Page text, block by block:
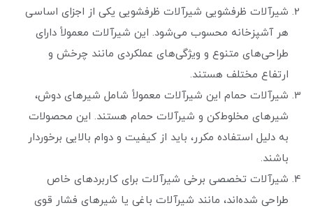
شیرآلات ظرفشویی شیرآلات ظرفشویی یکی از اجزای اساسی
هر آشپزخانه محسوب می‌شود. این شیرآلات معمولاً دارای
طراحی‌های متنوع و ویژگی‌های عملکردی مانند چرخش و
ارتفاع مختلف هستند.
شیرآلات حمام این شیرآلات معمولاً شامل شیرهای دوش،
شیرهای مخلوط‌کن و شیرآلات حمام هستند. این محصولات
به دلیل استفاده مکرر، باید از کیفیت و دوام بالایی برخوردار
باشند.
شیرآلات تخصصی برخی شیرآلات برای کاربردهای خاص
طراحی شده‌اند، مانند شیرآلات باغی یا شیرهای فشار قوی